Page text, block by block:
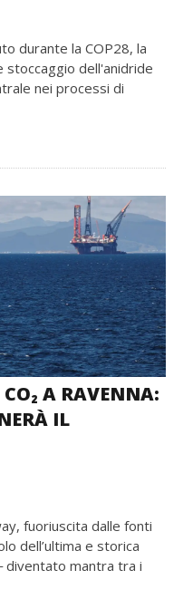
durante la COP28, la
stoccaggio dell'anidride
nei processi di
A RAVENNA:
IL
fuoriuscita dalle fonti
dell’ultima e storica
diventato mantra tra i